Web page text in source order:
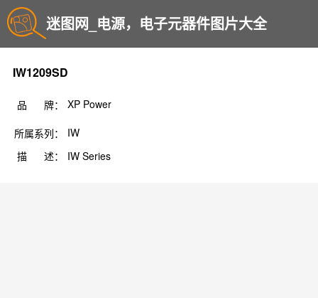
迷图网_电源，电子元器件图片大全
IW1209SD
品 牌： XP Power
所属系列：
IW
描 述：
IW Series